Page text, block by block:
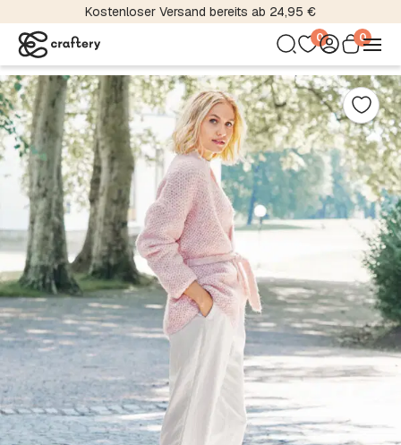
Kostenloser Versand bereits ab 24,95 €
0 0